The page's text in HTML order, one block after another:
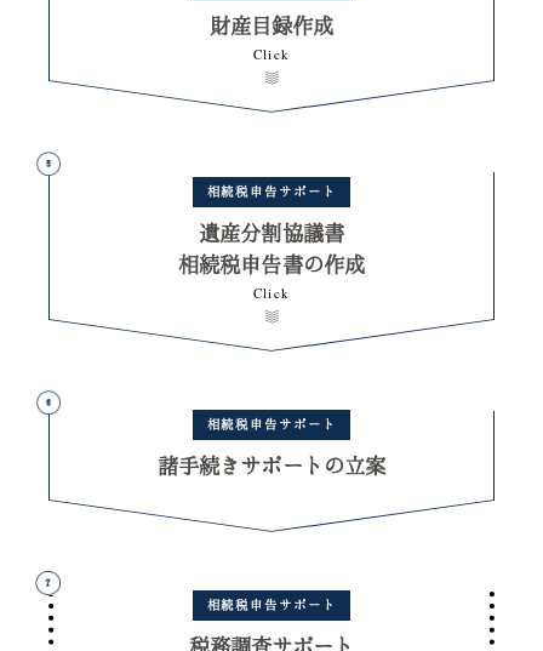
財産目録作成
遺産分割協議書
相続税申告書の作成
諸手続きサポートの立案
税務調査サポート